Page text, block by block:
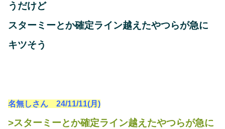
うだけど
スターミーとか確定ライン越えたやつらが急に
キツそう
名無しさん 24/11/11(月)
>スターミーとか確定ライン越えたやつらが急に